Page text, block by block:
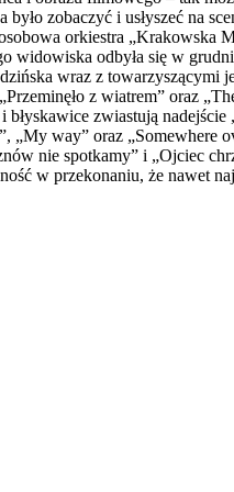
zobaczyć i usłyszeć na
orkiestra „Krakowska
widowiska odbyła się w
wraz z towarzyszącymi
z wiatrem” oraz
zwiastują
„My way” oraz
nie spotkamy” i „Ojciec
w przekonaniu, że nawet